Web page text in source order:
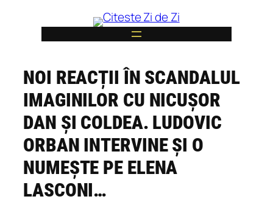
content
NOI REACȚII ÎN SCANDALUL
IMAGINILOR CU NICUȘOR
DAN ȘI COLDEA. LUDOVIC
ORBAN INTERVINE ȘI O
NUMEȘTE PE ELENA
LASCONI…
6